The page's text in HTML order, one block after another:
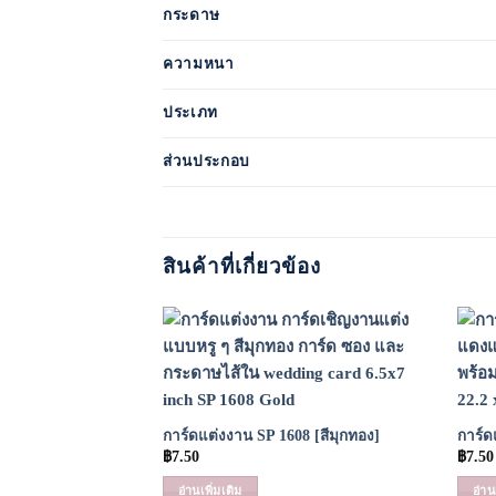
กระดาษ
ความหนา
ประเภท
ส่วนประกอบ
สินค้าที่เกี่ยวข้อง
Add to
Wishlist
การ์ดแต่งงาน SP 1608 [สีมุกทอง]
฿7.50
อ่านเพิ่มเติม
การ์ด
฿7.50
อ่า